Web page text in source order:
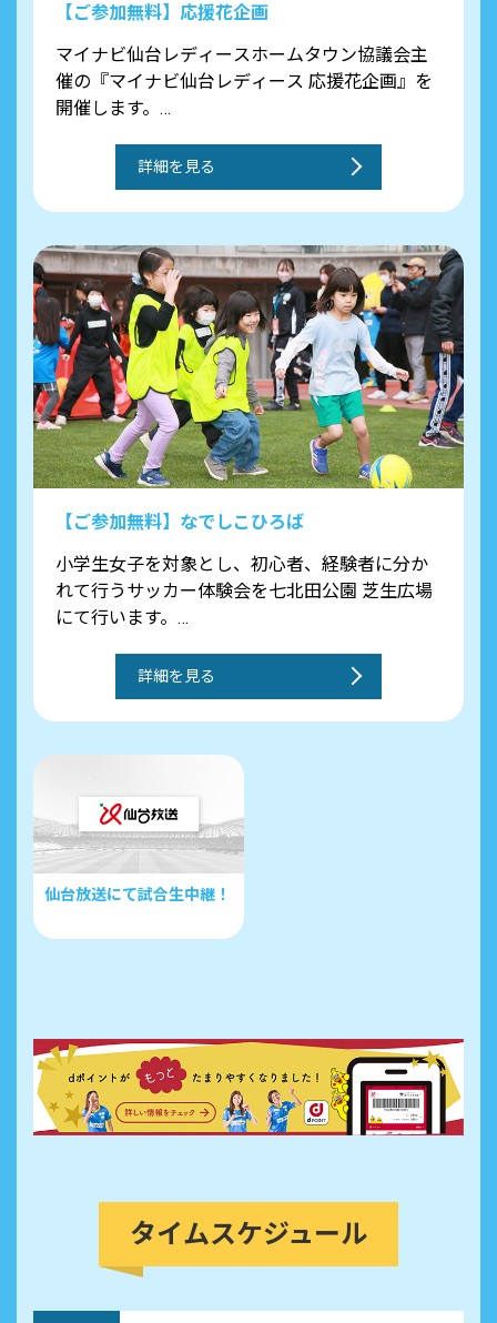
【ご参加無料】応援花企画
マイナビ仙台レディースホームタウン協議会主
催の『マイナビ仙台レディース 応援花企画』を
開催します。
は試合観戦はもちろん、作った応援花はコンコ
ース内に展示いたします！マイナビカラーのフ
ラワーアレンジメントで、ぜひ選手たちへの後
押しをよろしくお願いします。
※事前申し込み必須
詳細を見る
【ご参加無料】なでしこひろば
小学生女子を対象とし、初心者、経験者に分か
れて行うサッカー体験会を七北田公園 芝生広場
にて行います。
ックオフマイナビ仙台レディースvsアルビレッ
クス新潟レディース戦無料ご招待！
※事前申し込み必須
詳細を見る
仙台放送にて試合生中継！
タイムスケジュール